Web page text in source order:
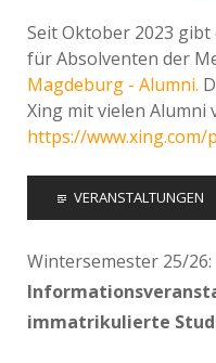
Seit Oktober 2023
für Absolventen der
Magdeburg - Alumni.
Xing mit vielen Alumni
https://www.xing.com/
VERANSTALTUNGEN
Wintersemester 25/26:
immatrikulierte